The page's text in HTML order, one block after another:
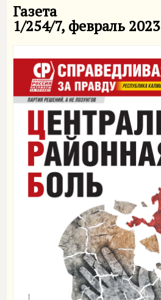
Газета
1/254/7, февраль 2023